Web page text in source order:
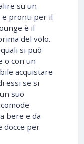
su un
e pronti per il
è il
del volo.
si può
o con un
acquistare
essi se si
suo
bere e da
docce per